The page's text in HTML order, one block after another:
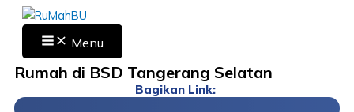
Skip
content
Main
Menu Menu
Rumah di BSD Tangerang Selatan
Bagikan Link: